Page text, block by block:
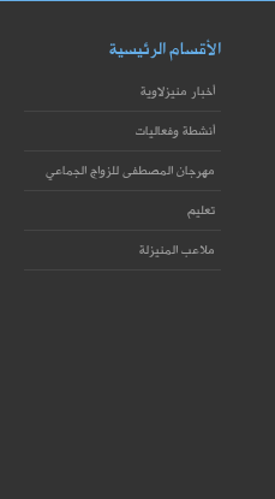
الأقسام الرئيسية
أخبار منيزلاوية
أنشطة وفعاليات
مهرجان المصطفى للزواج الجماعي
تعليم
ملاعب المنيزلة